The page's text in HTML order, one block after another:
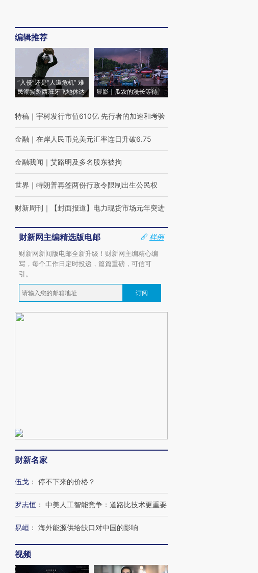
编辑推荐
“入侵”还是“人道危机” 难
民潮撕裂西班牙飞地休达
显影｜瓜农的漫长等待
特稿 ｜ 宇树发行市值610亿 先行者的加速和考验
金融 ｜ 在岸人民币兑美元汇率连日升破6.75
金融我闻 ｜ 艾路明及多名股东被拘
世界 ｜ 特朗普再签两份行政令限制出生公民权
财新周刊 ｜ 【封面报道】电力现货市场元年突进
财新网主编精选版电邮
样例
财新网新闻版电邮全新升级！财新网主编精心编
写，每个工作日定时投递，篇篇重磅，可信可
引。
订阅
财新名家
伍戈 ： 停不下来的价格？
罗志恒 ： 中美人工智能竞争：道路比技术更重要
易峘 ： 海外能源供给缺口对中国的影响
视频